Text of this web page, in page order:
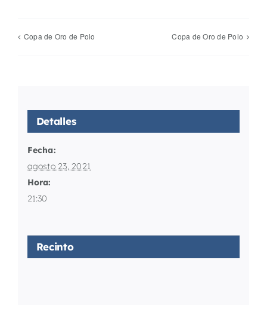
Copa de Oro de Polo Copa de Oro de Polo
Detalles
Fecha:
agosto 23, 2021
Hora:
21:30
Recinto